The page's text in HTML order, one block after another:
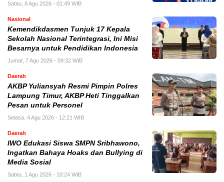
Sabtu, 8 Agu 2026 - 01:49 WIB
Nasional
Kemendikdasmen Tunjuk 17 Kepala
Sekolah Nasional Terintegrasi, Ini Misi
Besarnya untuk Pendidikan Indonesia
Jumat, 7 Agu 2026 - 09:32 WIB
Daerah
AKBP Yuliansyah Resmi Pimpin Polres
Lampung Timur, AKBP Heti Tinggalkan
Pesan untuk Personel
Selasa, 4 Agu 2026 - 12:21 WIB
Daerah
IWO Edukasi Siswa SMPN Sribhawono,
Ingatkan Bahaya Hoaks dan Bullying di
Media Sosial
Sabtu, 1 Agu 2026 - 10:24 WIB